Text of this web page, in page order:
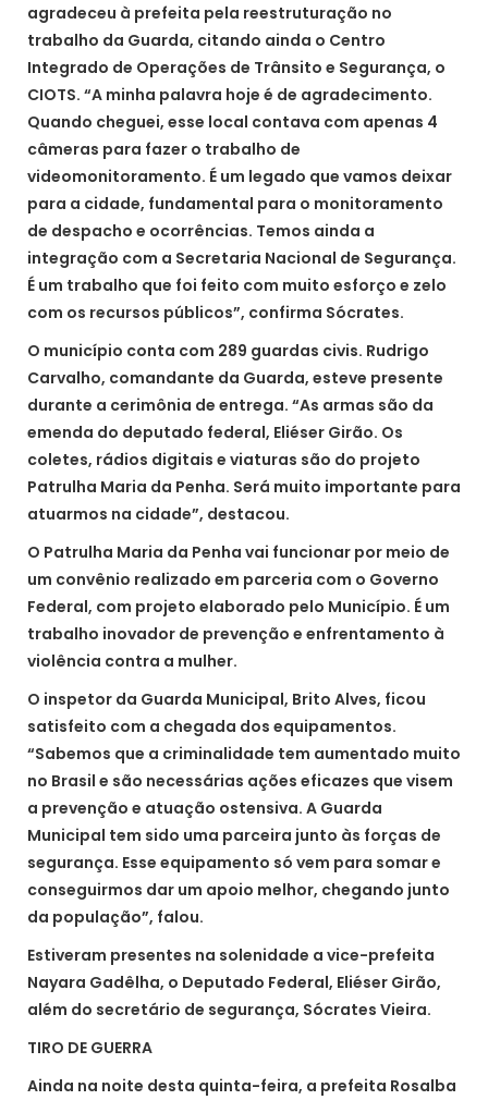
agradeceu à prefeita pela reestruturação no
trabalho da Guarda, citando ainda o Centro
Integrado de Operações de Trânsito e Segurança, o
CIOTS. “A minha palavra hoje é de agradecimento.
Quando cheguei, esse local contava com apenas 4
câmeras para fazer o trabalho de
videomonitoramento. É um legado que vamos deixar
para a cidade, fundamental para o monitoramento
de despacho e ocorrências. Temos ainda a
integração com a Secretaria Nacional de Segurança.
É um trabalho que foi feito com muito esforço e zelo
com os recursos públicos”, confirma Sócrates.
O município conta com 289 guardas civis. Rudrigo
Carvalho, comandante da Guarda, esteve presente
durante a cerimônia de entrega. “As armas são da
emenda do deputado federal, Eliéser Girão. Os
coletes, rádios digitais e viaturas são do projeto
Patrulha Maria da Penha. Será muito importante para
atuarmos na cidade”, destacou.
O Patrulha Maria da Penha vai funcionar por meio de
um convênio realizado em parceria com o Governo
Federal, com projeto elaborado pelo Município. É um
trabalho inovador de prevenção e enfrentamento à
violência contra a mulher.
O inspetor da Guarda Municipal, Brito Alves, ficou
satisfeito com a chegada dos equipamentos.
“Sabemos que a criminalidade tem aumentado muito
no Brasil e são necessárias ações eficazes que visem
a prevenção e atuação ostensiva. A Guarda
Municipal tem sido uma parceira junto às forças de
segurança. Esse equipamento só vem para somar e
conseguirmos dar um apoio melhor, chegando junto
da população”, falou.
Estiveram presentes na solenidade a vice-prefeita
Nayara Gadêlha, o Deputado Federal, Eliéser Girão,
além do secretário de segurança, Sócrates Vieira.
TIRO DE GUERRA
Ainda na noite desta quinta-feira, a prefeita Rosalba